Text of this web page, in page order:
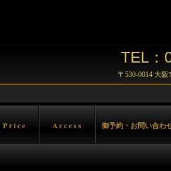
TEL：
〒530-0014 大
P r i c e A c c e s s 御予約・お問い合わ